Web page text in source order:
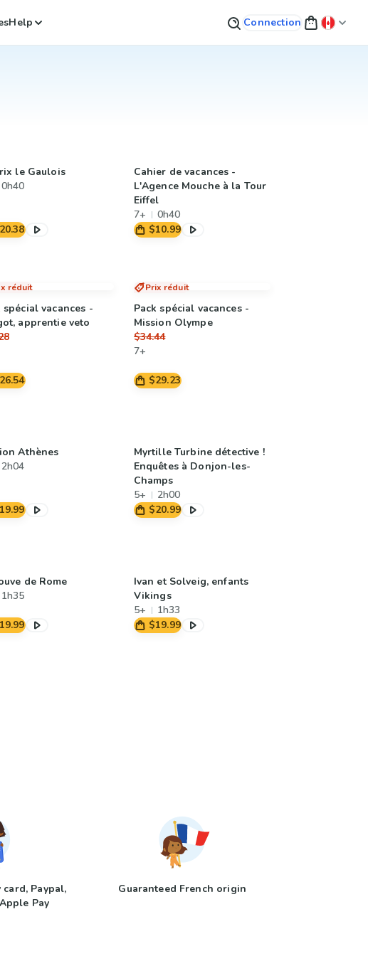
Help Connection
le Gaulois
0h40
Cahier de vacances -
L'Agence Mouche à la Tour
Eiffel
7+
0h40
$10.99
réduit
spécial vacances -
apprentie veto
Prix réduit
Pack spécial vacances -
Mission Olympe
$34.44
7+
$29.23
Athènes
2h04
Myrtille Turbine détective !
Enquêtes à Donjon-les-
Champs
5+
2h00
$20.99
de Rome
1h35
Ivan et Solveig, enfants
Vikings
5+
1h33
$19.99
card, Paypal,
Pay
Guaranteed French origin